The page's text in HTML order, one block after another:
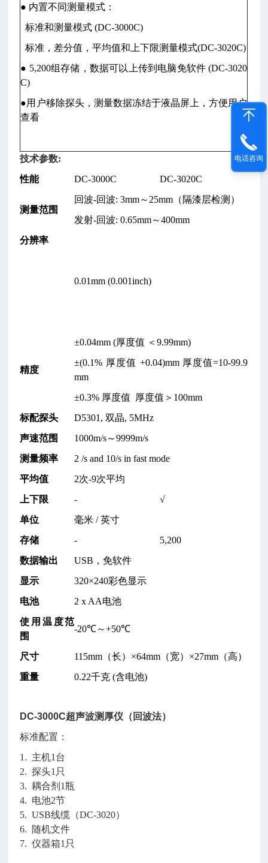
● 内置不同测量模式：
标准和测量模式 (DC-3000C)
标准，差分值，平均值和上下限测量模式(DC-3020C)
● 5,200组存储，数据可以上传到电脑免软件 (DC-3020
C)
●用户移除探头，测量数据冻结于液晶屏上，方便用户
查看
技术参数:
性能
DC-3000C DC-3020C
测量范围
回波-回波: 3mm～25mm（隔漆层检测）
发射-回波: 0.65mm～400mm
分辨率
0.01mm (0.001inch)
精度
±0.04mm (厚度值 ＜9.99mm)
±(0.1% 厚度值 +0.04)mm 厚度值=10-99.9
mm
±0.3% 厚度值 厚度值＞100mm
标配探头
D5301, 双晶, 5MHz
声速范围
1000m/s～9999m/s
测量频率
2 /s and 10/s in fast mode
平均值
2次-9次平均
上下限
-
√
单位
毫米 / 英寸
存储
-
5,200
数据输出
USB，免软件
显示
320×240彩色显示
电池
2 x AA电池
使用温度范
围
-20℃～+50℃
尺寸
115mm（长）×64mm（宽）×27mm（高）
重量
0.22千克 (含电池)
DC-3000C超声波测厚仪（回波法）
标准配置：
1. 主机1台
2. 探头1只
3. 耦合剂1瓶
4. 电池2节
5. USB线缆（DC-3020）
6. 随机文件
7. 仪器箱1只
电话咨询